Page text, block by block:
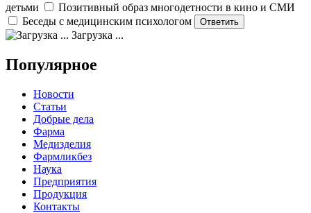
детьми
Позитивный образ многодетности в кино и СМИ
Беседы с медицинским психологом
Загрузка ...
Популярное
Новости
Статьи
Добрые дела
Фарма
Медизделия
Фармликбез
Наука
Предприятия
Продукция
Контакты